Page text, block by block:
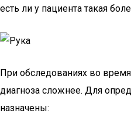
есть ли у пациента такая
При обследованиях во
диагноза сложнее. Для
назначены: